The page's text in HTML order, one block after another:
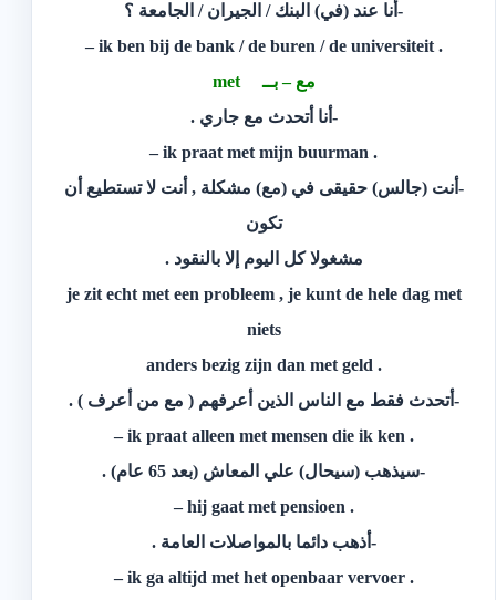
-أنا عند (في) البنك / الجيران / الجامعة ؟
. ik ben bij de bank / de buren / de universiteit –
مع – بــ met
-أنا أتحدث مع جاري .
. ik praat met mijn buurman –
-أنت (جالس) حقيقى في (مع) مشكلة , أنت لا تستطيع أن
تكون
مشغولا كل اليوم إلا بالنقود .
je zit echt met een probleem , je kunt de hele dag met
niets
. anders bezig zijn dan met geld
-أتحدث فقط مع الناس الذين أعرفهم ( مع من أعرف ) .
. ik praat alleen met mensen die ik ken –
-سيذهب (سيحال) علي المعاش (بعد 65 عام) .
. hij gaat met pensioen –
-أذهب دائما بالمواصلات العامة .
. ik ga altijd met het openbaar vervoer –